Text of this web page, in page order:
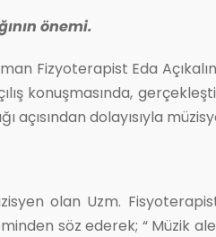
önemi.
Fizyoterapist Eda
konuşmasında,
açısından dolayısıyla
olan Uzm.
söz ederek; “ Müzik